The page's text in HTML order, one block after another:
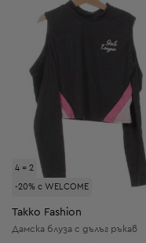
4 = 2
-20% с WELCOME
Takko Fashion
Дамска блуза с дълъг ръкав